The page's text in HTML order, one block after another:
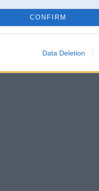
CONFIRM
Data Deletion